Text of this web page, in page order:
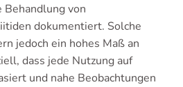
von
dokumentiert. Solche
jedoch ein hohes Maß an
dass jede Nutzung auf
und nahe Beobachtungen